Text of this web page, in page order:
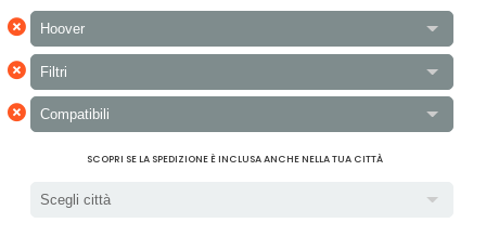
× Hoover
× Filtri
× Compatibili
SCOPRI SE LA SPEDIZIONE È INCLUSA ANCHE NELLA TUA CITTÀ
Scegli città